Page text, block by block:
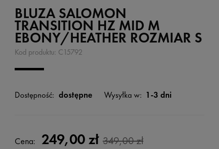
BLUZA SALOMON
TRANSITION HZ MID M
EBONY/HEATHER ROZMIAR S
Kod produktu: C15792
Dostępność: dostępne Wysyłka w: 1-3 dni
Cena: 249,00 zł 349,00 zł